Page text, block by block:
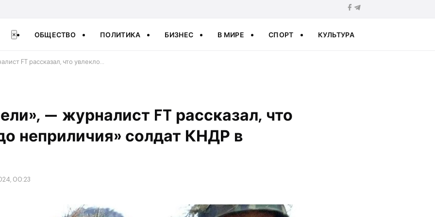
× ОБЩЕСТВО ПОЛИТИКА БИЗНЕС В МИРЕ СПОРТ КУЛЬТУРА
FT рассказал, что увлекло…
— журналист FT рассказал, что
неприличия» солдат КНДР в
00:23